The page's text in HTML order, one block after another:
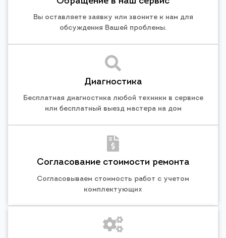
Вы оставляете заявку или звоните к нам для
обсуждения Вашей проблемы.
Диагностика
Бесплатная диагностика любой техники в сервисе
или бесплатный выезд мастера на дом
Согласование стоимости ремонта
Согласовываем стоимость работ с учетом
комплектующих